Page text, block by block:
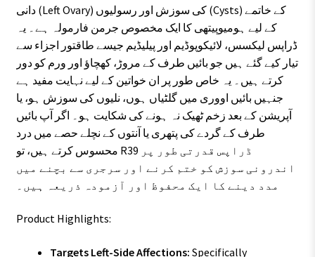
دانی (Left Ovary) کی سوزش اور رسولیوں (Cysts) کے خاتمے
کے لیے ہومیوپیتھی کا ایک مخصوص جرمن فارمولہ ہے۔ یہ
ڈراپس لیکسس، لائیکوپوڈیم اور پیلیڈیم جیسے طاقتور اجزاء سے
تیار کیے گئے ہیں جو بائیں طرف کے مروڑ، کھچاؤ اور ورم کو دور
کرتے ہیں۔ یہ خاص طور پر ان خواتین کے لیے نہایت مفید ہے
جنہیں بائیں اووری میں گلٹیاں ہوں، نلیوں کی سوزش ہو، یا
آپریشن کے بعد زخم ٹھیک نہ ہونے کی شکایت ہو۔ اگر آپ بائیں
طرف کے گردے کی پتھری یا آنتوں کے نچلے حصے میں درد
محسوس کرتے ہیں، تو R39 ڈراپس قدرتی طور پر
اندرونی سوزش کو ختم کرنے اور سرجری سے بچنے میں
مدد دینے کا ایک محفوظ اور آزمودہ ذریعہ ہیں۔
Product Highlights:
Targets Left-Side Affections: Specifically